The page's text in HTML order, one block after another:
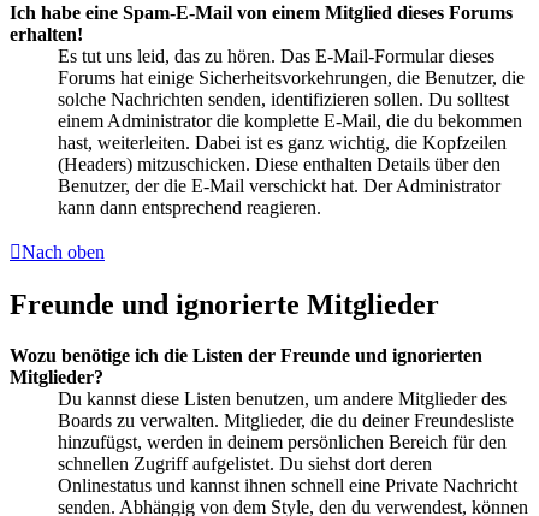
Ich habe eine Spam-E-Mail von einem Mitglied dieses Forums
erhalten!
Es tut uns leid, das zu hören. Das E-Mail-Formular dieses
Forums hat einige Sicherheitsvorkehrungen, die Benutzer, die
solche Nachrichten senden, identifizieren sollen. Du solltest
einem Administrator die komplette E-Mail, die du bekommen
hast, weiterleiten. Dabei ist es ganz wichtig, die Kopfzeilen
(Headers) mitzuschicken. Diese enthalten Details über den
Benutzer, der die E-Mail verschickt hat. Der Administrator
kann dann entsprechend reagieren.
Nach oben
Freunde und ignorierte Mitglieder
Wozu benötige ich die Listen der Freunde und ignorierten
Mitglieder?
Du kannst diese Listen benutzen, um andere Mitglieder des
Boards zu verwalten. Mitglieder, die du deiner Freundesliste
hinzufügst, werden in deinem persönlichen Bereich für den
schnellen Zugriff aufgelistet. Du siehst dort deren
Onlinestatus und kannst ihnen schnell eine Private Nachricht
senden. Abhängig von dem Style, den du verwendest, können